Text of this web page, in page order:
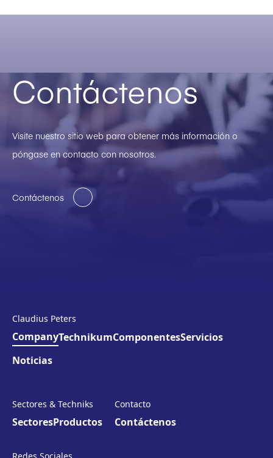
Contáctenos
Visite nuestro sitio web para obtener más información o
póngase en contacto con nosotros.
Contáctenos
Claudius Peters
CompanyTechnikumComponentesServicios
Noticias
Sectores & Techniks
SectoresProductos
Contacto
Contáctenos